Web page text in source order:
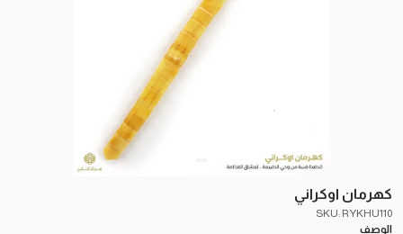
كهرمان اوكراني
SKU: RYKHU110
الوصف